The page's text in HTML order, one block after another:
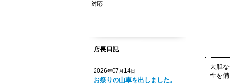
対応
店長日記
2026年07 月 14日
お祭りの山車を出しました。
大胆
性を